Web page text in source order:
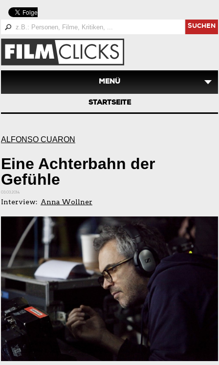
SUCHEN
MENÜ
STARTSEITE
ALFONSO CUARÓN
Eine Achterbahn der
Gefühle
03.03.2014
Interview: Anna Wollner